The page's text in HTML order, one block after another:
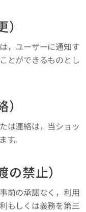
，ユーザーに通知す
とができるものとし
は連絡は，当ショッ
。
禁止）
前の承諾なく，利用
もしくは義務を第三